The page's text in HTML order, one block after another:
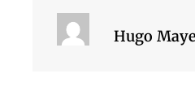
Hugo